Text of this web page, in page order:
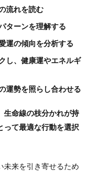
流れを読む
ターンを理解する
運の傾向を分析する
し、健康運やエネルギ
運勢を照らし合わせる
生命線の枝分かれが持
って最適な行動を選択
未来を引き寄せるため